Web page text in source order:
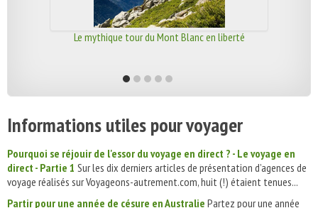
Le mythique tour du Mont Blanc en liberté
Informations utiles pour voyager
Pourquoi se réjouir de l'essor du voyage en direct ? - Le voyage en
direct - Partie 1 Sur les dix derniers articles de présentation d’agences de
voyage réalisés sur Voyageons-autrement.com, huit (!) étaient tenues...
Partir pour une année de césure en Australie Partez pour une année